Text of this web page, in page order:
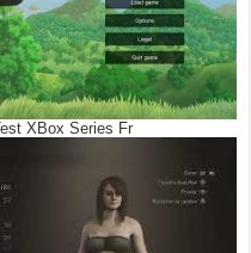
XBox Series Fr